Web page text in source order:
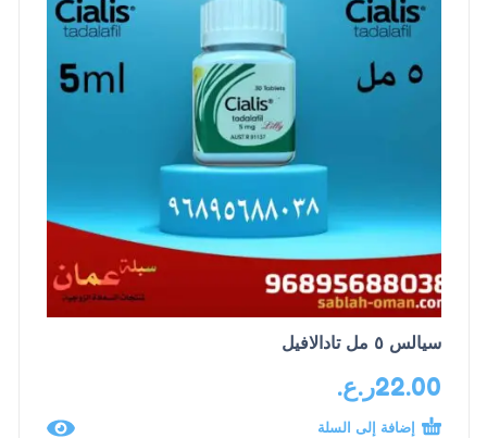
سيالس ٥ مل تادالافيل
22.00ر.ع.
إضافة إلى السلة